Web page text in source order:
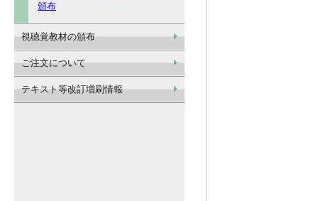
頒布
視聴覚教材の頒布
ご注文について
テキスト等改訂増刷情報